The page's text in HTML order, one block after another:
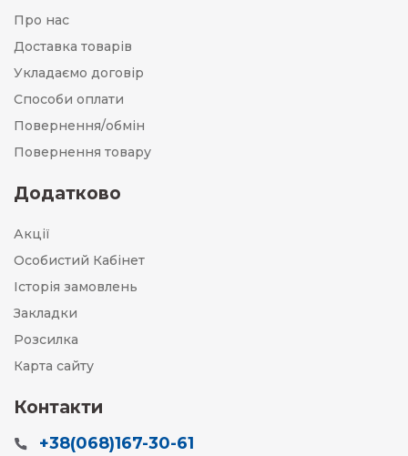
Про нас
Доставка товарів
Укладаємо договір
Способи оплати
Повернення/обмін
Повернення товару
Додатково
Акції
Особистий Кабінет
Історія замовлень
Закладки
Розсилка
Карта сайту
Контакти
+38(068)167-30-61